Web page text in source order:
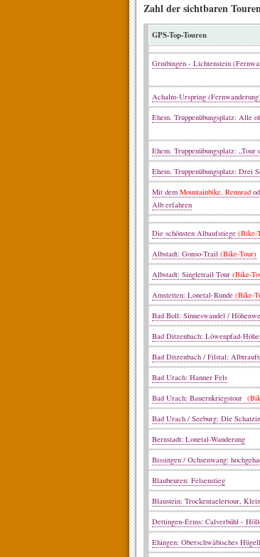
Zahl der sichtbaren
GPS-Top-Touren
Gruibingen - Lichtenstein
Achalm-Urspring
Ehem. Truppenübungsplatz: Alle
Ehem. Truppenübungsplatz: „Tour
Ehem. Truppenübungsplatz: Drei
Mit dem Mountainbike, Rennrad
Alb erfahren
Die schönsten Albaufstiege (Bike-
Albstadt: Gonso-Trail (Bike-Tour)
Albstadt: Singletrail Tour (Bike-
Amstetten: Lonetal-Runde (Bike-
Bad Boll: Sinneswandel /
Bad Ditzenbach: Löwenpfad-
Bad Ditzenbach / Filstal:
Bad Urach: Hanner Fels
Bad Urach: Bauernkriegstour
Bad Urach / Seeburg: Die
Bernstadt: Lonetal-Wanderung
Bissingen / Ochsenwang:
Blaubeuren: Felsenstieg
Blaustein: Trockentaelertour,
Dettingen-Erms: Calverbühl -
Ehingen: Oberschwäbisches